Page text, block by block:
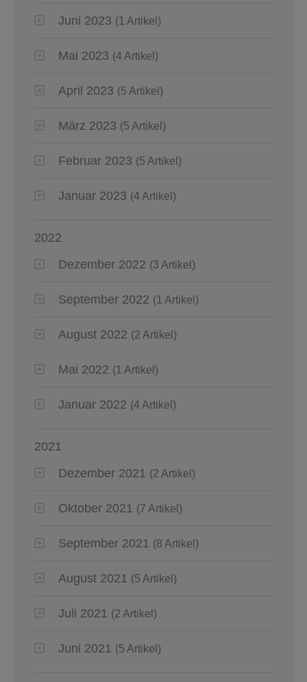
Juni 2023 (1 Artikel)
Mai 2023 (4 Artikel)
April 2023 (5 Artikel)
März 2023 (5 Artikel)
Februar 2023 (5 Artikel)
Januar 2023 (4 Artikel)
2022
Dezember 2022 (3 Artikel)
September 2022 (1 Artikel)
August 2022 (2 Artikel)
Mai 2022 (1 Artikel)
Januar 2022 (4 Artikel)
2021
Dezember 2021 (2 Artikel)
Oktober 2021 (7 Artikel)
September 2021 (8 Artikel)
August 2021 (5 Artikel)
Juli 2021 (2 Artikel)
Juni 2021 (5 Artikel)